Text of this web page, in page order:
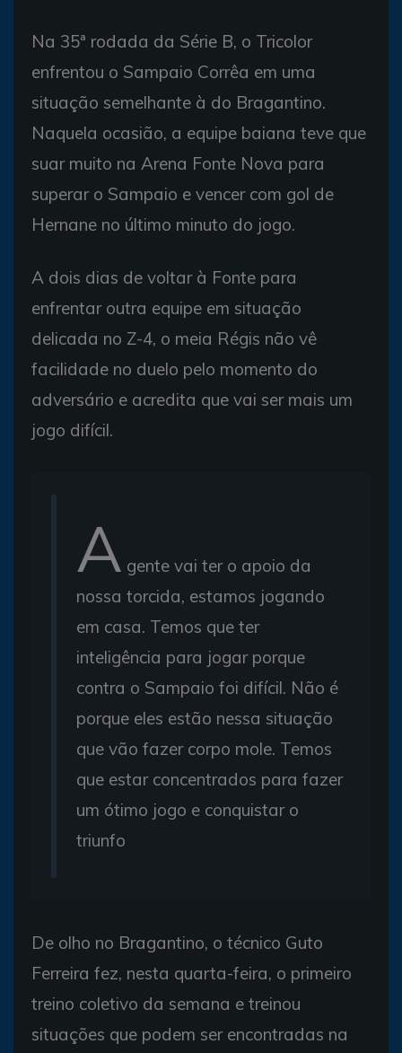
Na 35ª rodada da Série B, o Tricolor
enfrentou o Sampaio Corrêa em uma
situação semelhante à do Bragantino.
Naquela ocasião, a equipe baiana teve que
suar muito na Arena Fonte Nova para
superar o Sampaio e vencer com gol de
Hernane no último minuto do jogo.
A dois dias de voltar à Fonte para
enfrentar outra equipe em situação
delicada no Z-4, o meia Régis não vê
facilidade no duelo pelo momento do
adversário e acredita que vai ser mais um
jogo difícil.
A gente vai ter o apoio da
nossa torcida, estamos jogando
em casa. Temos que ter
inteligência para jogar porque
contra o Sampaio foi difícil. Não é
porque eles estão nessa situação
que vão fazer corpo mole. Temos
que estar concentrados para fazer
um ótimo jogo e conquistar o
triunfo
De olho no Bragantino, o técnico Guto
Ferreira fez, nesta quarta-feira, o primeiro
treino coletivo da semana e treinou
situações que podem ser encontradas na